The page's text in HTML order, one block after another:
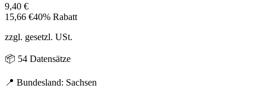
9,40 €
15,66 €40% Rabatt
zzgl. gesetzl. USt.
📦 54 Datensätze
📍 Bundesland: Sachsen